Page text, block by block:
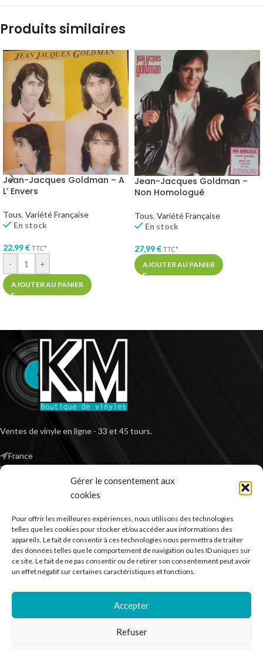
Gérer le consentement aux
cookies
Pour offrir les meilleures expériences, nous utilisons des technologies
telles que les cookies pour stocker et/ou accéder aux informations des
appareils. Le fait de consentir à ces technologies nous permettra de traiter
des données telles que le comportement de navigation ou les ID uniques sur
ce site. Le fait de ne pas consentir ou de retirer son consentement peut avoir
un effet négatif sur certaines caractéristiques et fonctions.
Accepter
Refuser
Produits similaires
Jean-Jacques Goldman – A
L’ Envers
Tous, Variété Française
En stock
22,99€ TTC*
- +
AJOUTER AU PANIER
Jean-Jacques Goldman –
Non Homologué
Tous, Variété Française
En stock
27,99€ TTC*
AJOUTER AU PANIER
Ventes de vinyle en ligne - 33 et 45 tours.
France
*TVA non applicable – article 293 B du CGI
RECHERCHER DES PRODUITS
NOS SERVICES
BESOIN D’AIDE ?